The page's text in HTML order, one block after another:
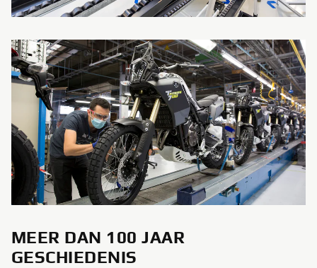
MEER DAN 100 JAAR
GESCHIEDENIS